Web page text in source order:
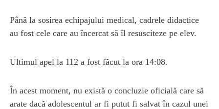
Până la sosirea echipajului medical, cadrele didactice
au fost cele care au încercat să îl resusciteze pe elev.
Ultimul apel la 112 a fost făcut la ora 14:08.
În acest moment, nu există o concluzie oficială care să
arate dacă adolescentul ar fi putut fi salvat în cazul unei